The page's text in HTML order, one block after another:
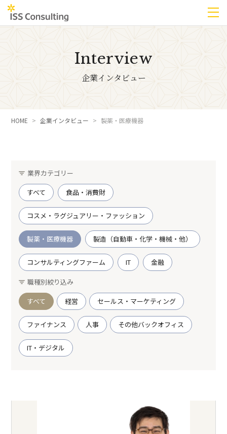
Interview
企業インタビュー
HOME 企業インタビュー 製薬・医療機器
業界カテゴリー
すべて
食品・消費財
コスメ・ラグジュアリー・ファッション
製薬・医療機器 製造（自動車・化学・機械・他）
コンサルティングファーム IT 金融
職種別絞り込み
すべて
経営 セールス・マーケティング
ファイナンス 人事 その他バックオフィス
IT・デジタル